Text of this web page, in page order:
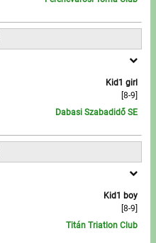
Kid1 girl
[8-9]
Dabasi Szabadidő SE
Kid1 boy
[8-9]
Titán Triatlon Club